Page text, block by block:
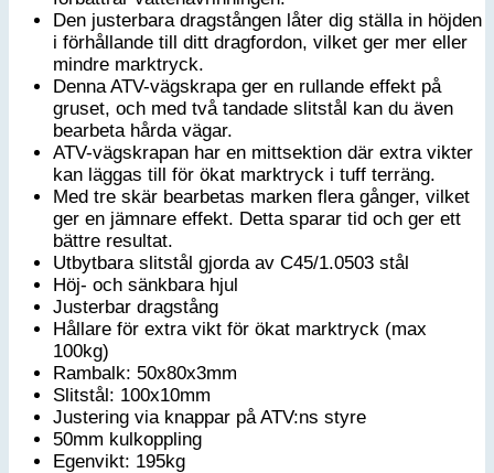
Den justerbara dragstången låter dig ställa in höjden
i förhållande till ditt dragfordon, vilket ger mer eller
mindre marktryck.
Denna ATV-vägskrapa ger en rullande effekt på
gruset, och med två tandade slitstål kan du även
bearbeta hårda vägar.
ATV-vägskrapan har en mittsektion där extra vikter
kan läggas till för ökat marktryck i tuff terräng.
Med tre skär bearbetas marken flera gånger, vilket
ger en jämnare effekt. Detta sparar tid och ger ett
bättre resultat.
Utbytbara slitstål gjorda av C45/1.0503 stål
Höj- och sänkbara hjul
Justerbar dragstång
Hållare för extra vikt för ökat marktryck (max
100kg)
Rambalk: 50x80x3mm
Slitstål: 100x10mm
Justering via knappar på ATV:ns styre
50mm kulkoppling
Egenvikt: 195kg